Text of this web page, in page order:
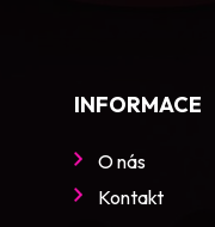
INFORMACE
O nás
Kontakt